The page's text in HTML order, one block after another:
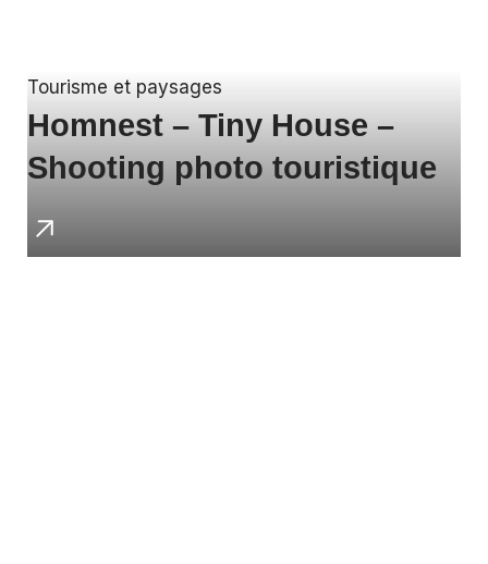
Tourisme et paysages
Homnest – Tiny House –
Shooting photo touristique